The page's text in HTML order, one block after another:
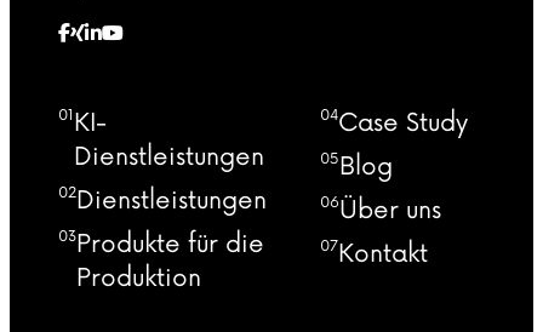
01 KI-
Dienstleistungen
02Dienstleistungen
03Produkte für die
Produktion
04Case Study
05Blog
06Über uns
07Kontakt